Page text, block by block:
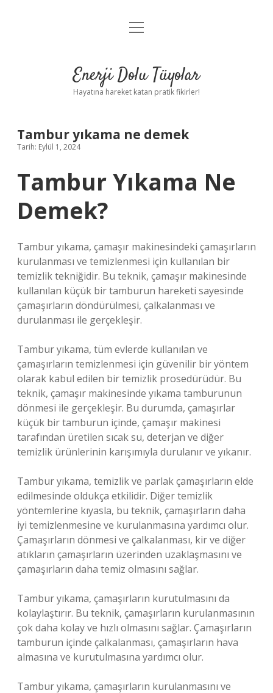
Anasayfa
Yasal Uyarı
menüyü
Enerji Dolu Tüyolar
Hayatına hareket katan pratik fikirler!
Tambur yıkama ne demek
Tarih: Eylül 1, 2024
Tambur Yıkama Ne
Demek?
Tambur yıkama, çamaşır makinesindeki çamaşırların
kurulanması ve temizlenmesi için kullanılan bir
temizlik tekniğidir. Bu teknik, çamaşır makinesinde
kullanılan küçük bir tamburun hareketi sayesinde
çamaşırların döndürülmesi, çalkalanması ve
durulanması ile gerçekleşir.
Tambur yıkama, tüm evlerde kullanılan ve
çamaşırların temizlenmesi için güvenilir bir yöntem
olarak kabul edilen bir temizlik prosedürüdür. Bu
teknik, çamaşır makinesinde yıkama tamburunun
dönmesi ile gerçekleşir. Bu durumda, çamaşırlar
küçük bir tamburun içinde, çamaşır makinesi
tarafından üretilen sıcak su, deterjan ve diğer
temizlik ürünlerinin karışımıyla durulanır ve yıkanır.
Tambur yıkama, temizlik ve parlak çamaşırların elde
edilmesinde oldukça etkilidir. Diğer temizlik
yöntemlerine kıyasla, bu teknik, çamaşırların daha
iyi temizlenmesine ve kurulanmasına yardımcı olur.
Çamaşırların dönmesi ve çalkalanması, kir ve diğer
atıkların çamaşırların üzerinden uzaklaşmasını ve
çamaşırların daha temiz olmasını sağlar.
Tambur yıkama, çamaşırların kurutulmasını da
kolaylaştırır. Bu teknik, çamaşırların kurulanmasının
çok daha kolay ve hızlı olmasını sağlar. Çamaşırların
tamburun içinde çalkalanması, çamaşırların hava
almasına ve kurutulmasına yardımcı olur.
Tambur yıkama, çamaşırların kurulanmasını ve